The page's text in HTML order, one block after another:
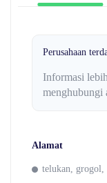
Perusahaan
Informasi
menghubungi
Alamat
telukan, grogol,